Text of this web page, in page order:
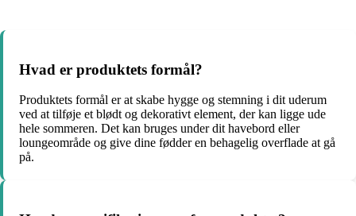
Hvad er produktets formål?
Produktets formål er at skabe hygge og stemning i dit uderum
ved at tilføje et blødt og dekorativt element, der kan ligge ude
hele sommeren. Det kan bruges under dit havebord eller
loungeområde og give dine fødder en behagelig overflade at gå
på.